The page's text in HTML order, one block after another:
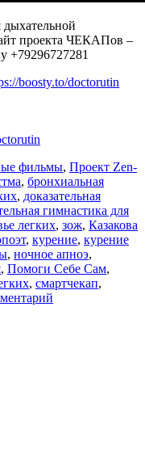
дыхательной
проекта ЧЕКАПов –
+79296727281
boosty.to/doctorutin
фильмы, Проект Zen-
, бронхиальная
, доказательная
гимнастика для
легких, зож, Казакова
, курение, курение
, ночное апноэ,
, Помоги Себе Сам,
, смартчекап,